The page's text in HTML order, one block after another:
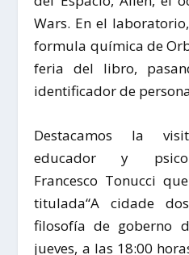
Wars. En el
formula química de
feria del libro,
identificador de
Destacamos la
educador y
Francesco Tonucci
titulada“A cidade
filosofía de goberno
jueves, a las 18:00